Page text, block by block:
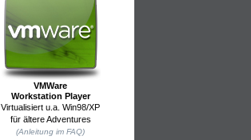
VMWare
Workstation Player
Virtualisiert u.a. Win98/XP
für ältere Adventures
(Anleitung im FAQ)